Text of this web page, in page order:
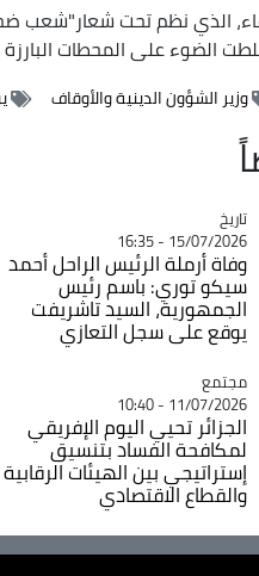
الذي نظم تحت شعار"شعب
الضوء على المحطات
وزير الشؤون الدينية والأوقاف
Catégorie
تاريخ
15/07/2026 - 16:35
وفاة أرملة الرئيس الراحل أحمد
سيكو توري: باسم رئيس
الجمهورية، السيد تاشريفت
يوقع على سجل التعازي
Catégorie
مجتمع
11/07/2026 - 10:40
الجزائر تحيي اليوم الإفريقي
لمكافحة الفساد بتنسيق
إستراتيجي بين الهيئات الرقابية
والقطاع الاقتصادي